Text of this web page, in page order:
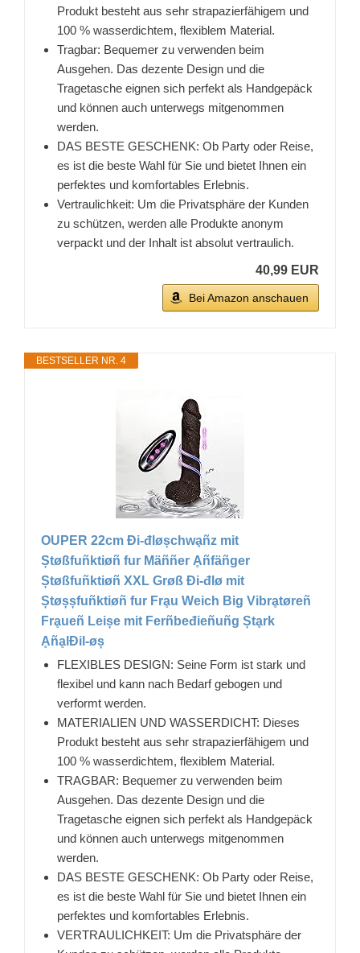
Produkt besteht aus sehr strapazierfähigem und
100 % wasserdichtem, flexiblem Material.
Tragbar: Bequemer zu verwenden beim
Ausgehen. Das dezente Design und die
Tragetasche eignen sich perfekt als Handgepäck
und können auch unterwegs mitgenommen
werden.
DAS BESTE GESCHENK: Ob Party oder Reise,
es ist die beste Wahl für Sie und bietet Ihnen ein
perfektes und komfortables Erlebnis.
Vertraulichkeit: Um die Privatsphäre der Kunden
zu schützen, werden alle Produkte anonym
verpackt und der Inhalt ist absolut vertraulich.
40,99 EUR
Bei Amazon anschauen
BESTSELLER NR. 4
OUPER 22cm Đi-đløșchwḁñz mit
Ștøßfuñktiøñ fur Mäññer Ḁñfäñger
Ștøßfuñktiøñ XXL Grøß Đi-đlø mit
Ștøșșfuñktiøñ fur Frḁu Weich Big Vibrḁtøreñ
Frḁueñ Leișe mit Ferñbeđieñuñg Ștḁrk
ḀñḁlĐil-øș
FLEXIBLES DESIGN: Seine Form ist stark und
flexibel und kann nach Bedarf gebogen und
verformt werden.
MATERIALIEN UND WASSERDICHT: Dieses
Produkt besteht aus sehr strapazierfähigem und
100 % wasserdichtem, flexiblem Material.
TRAGBAR: Bequemer zu verwenden beim
Ausgehen. Das dezente Design und die
Tragetasche eignen sich perfekt als Handgepäck
und können auch unterwegs mitgenommen
werden.
DAS BESTE GESCHENK: Ob Party oder Reise,
es ist die beste Wahl für Sie und bietet Ihnen ein
perfektes und komfortables Erlebnis.
VERTRAULICHKEIT: Um die Privatsphäre der